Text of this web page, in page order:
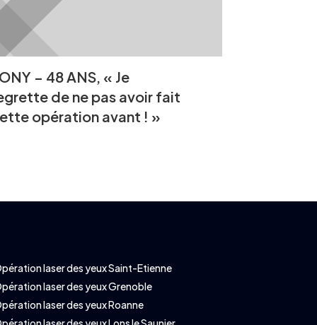
– 48 ANS, « Je
de ne pas avoir fait
opération avant ! »
laser des yeux Saint-Etienne
laser des yeux Grenoble
laser des yeux Roanne